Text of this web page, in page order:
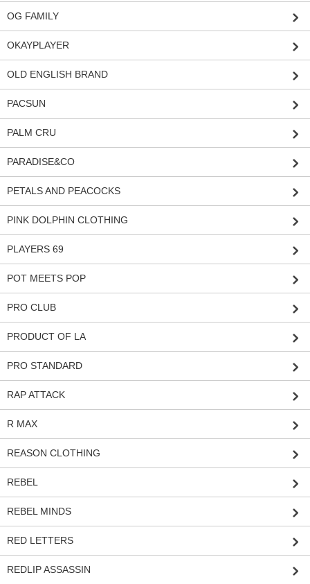
OG FAMILY
OKAYPLAYER
OLD ENGLISH BRAND
PACSUN
PALM CRU
PARADISE&CO
PETALS AND PEACOCKS
PINK DOLPHIN CLOTHING
PLAYERS 69
POT MEETS POP
PRO CLUB
PRODUCT OF LA
PRO STANDARD
RAP ATTACK
R MAX
REASON CLOTHING
REBEL
REBEL MINDS
RED LETTERS
REDLIP ASSASSIN